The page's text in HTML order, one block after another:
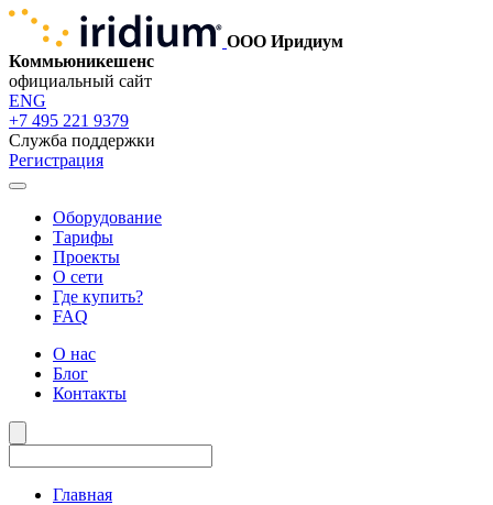
ООО Иридиум
Коммьюникешенс
официальный сайт
ENG
+7 495 221 9379
Служба поддержки
Регистрация
Оборудование
Тарифы
Проекты
О сети
Где купить?
FAQ
О нас
Блог
Контакты
Главная